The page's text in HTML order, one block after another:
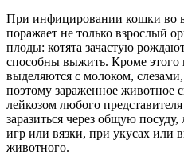
При инфицировании кошки во
поражает не только взрослый
плоды: котята зачастую
способны выжить. Кроме
выделяются с молоком, слезами,
поэтому зараженное животное
лейкозом любого
заразиться через общую
игр или вязки, при укусах или
животного.